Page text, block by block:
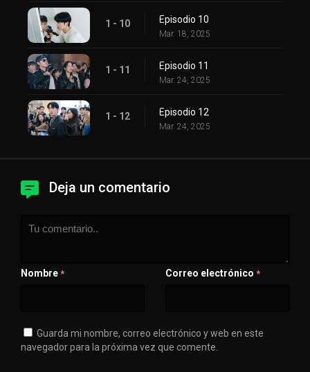
1 - 10 Episodio 10
Mar. 18, 2025
1 - 11 Episodio 11
Mar. 24, 2025
1 - 12 Episodio 12
Mar. 24, 2025
Deja un comentario
Nombre * Correo electrónico *
Guarda mi nombre, correo electrónico y web en este
navegador para la próxima vez que comente.